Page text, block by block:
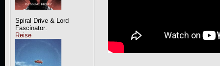
Spiral Drive & Lord
Fascinator:
Reise